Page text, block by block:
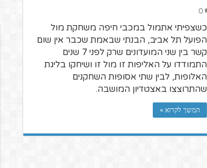
0
כשצפיתי אתמול במכבי חיפה משחקת מול
הפועל תל אביב, הבנתי שבאמת שכבר אין שום
קשר בין שני המועדונים שרק לפני 7 שנים
התמודדו על האליפות זו מול זו ושיחקו בליגת
האלופות, לבין שתי אסופות השחקנים
שהתרוצצו באצטדיון המושבה.
המשך לקרוא »